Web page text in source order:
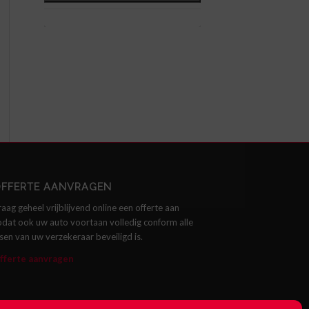
AANVRAGEN
geheel vrijblijvend online een offerte aan
ook uw auto voortaan volledig conform alle
van uw verzekeraar beveiligd is.
aanvragen